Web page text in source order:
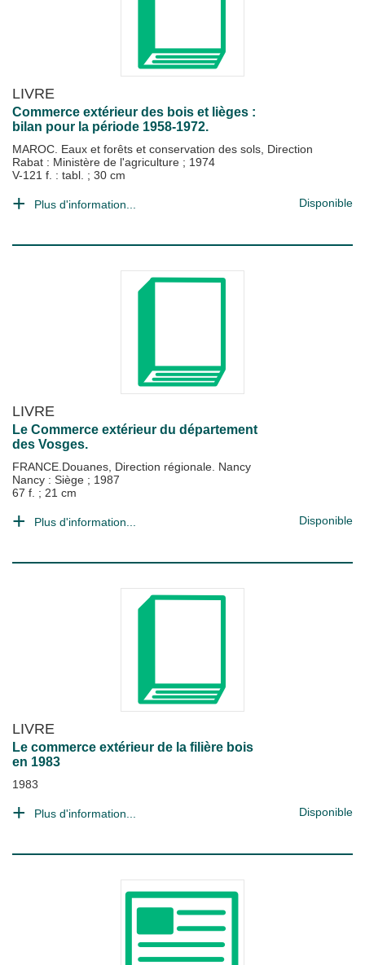
LIVRE
Commerce extérieur des bois et lièges :
bilan pour la période 1958-1972.
MAROC. Eaux et forêts et conservation des sols, Direction
Rabat : Ministère de l'agriculture ; 1974
V-121 f. : tabl. ; 30 cm
Plus d'information... Disponible
LIVRE
Le Commerce extérieur du département
des Vosges.
FRANCE.Douanes, Direction régionale. Nancy
Nancy : Siège ; 1987
67 f. ; 21 cm
Plus d'information... Disponible
LIVRE
Le commerce extérieur de la filière bois
en 1983
1983
Plus d'information... Disponible